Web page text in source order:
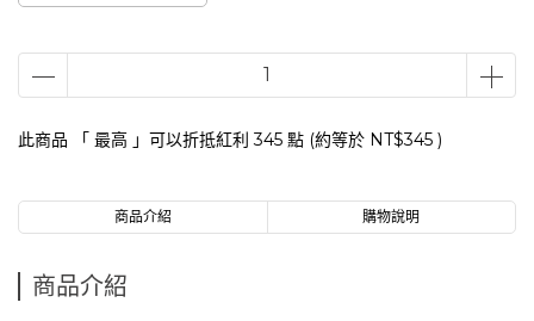
此商品 「 最高 」可以折抵紅利345 點 (約等於 NT$345 )
商品介紹 購物說明
商品介紹